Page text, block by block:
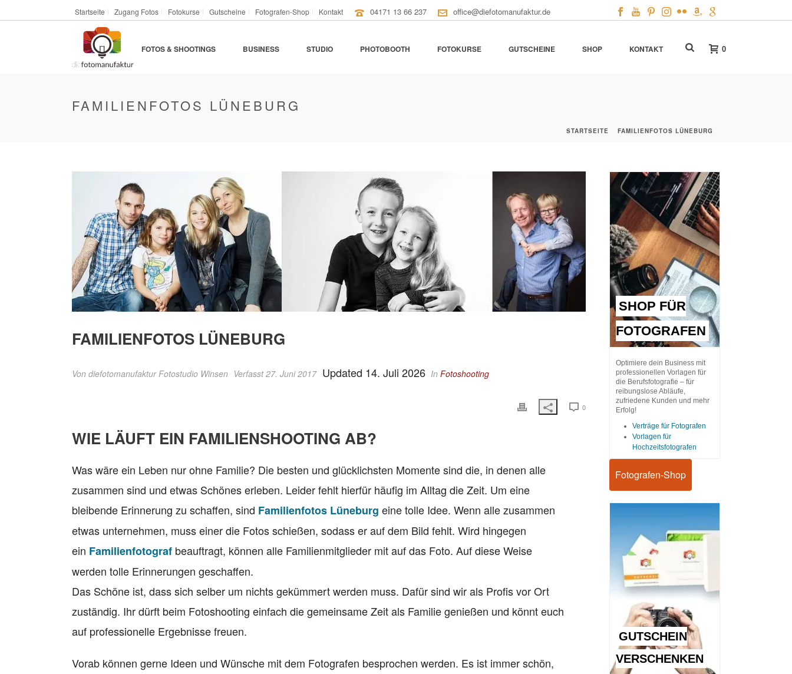
Startseite Zugang Fotos Fotokurse Gutscheine Fotografen-Shop Kontakt 04171 13 66 237 office@diefotomanufaktur.de
FOTOS & SHOOTINGS BUSINESS STUDIO PHOTOBOOTH FOTOKURSE GUTSCHEINE SHOP KONTAKT 0
FAMILIENFOTOS LÜNEBURG
STARTSEITE FAMILIENFOTOS LÜNEBURG
FAMILIENFOTOS LÜNEBURG
Von diefotomanufaktur Fotostudio Winsen Verfasst 27. Juni 2017 Updated 14. Juli 2026 In Fotoshooting
0
WIE LÄUFT EIN FAMILIENSHOOTING AB?
Was wäre ein Leben nur ohne Familie? Die besten und glücklichsten Momente sind die, in denen alle
zusammen sind und etwas Schönes erleben. Leider fehlt hierfür häufig im Alltag die Zeit. Um eine
bleibende Erinnerung zu schaffen, sind Familienfotos Lüneburg eine tolle Idee. Wenn alle zusammen
etwas unternehmen, muss einer die Fotos schießen, sodass er auf dem Bild fehlt. Wird hingegen
ein Familienfotograf beauftragt, können alle Familienmitglieder mit auf das Foto. Auf diese Weise
werden tolle Erinnerungen geschaffen.
Das Schöne ist, dass sich selber um nichts gekümmert werden muss. Dafür sind wir als Profis vor Ort
zuständig. Ihr dürft beim Fotoshooting einfach die gemeinsame Zeit als Familie genießen und könnt euch
auf professionelle Ergebnisse freuen.
Vorab können gerne Ideen und Wünsche mit dem Fotografen besprochen werden. Es ist immer schön,
SHOP FÜR
FOTOGRAFEN
Optimiere dein Business mit
professionellen Vorlagen für
die Berufsfotografie – für
reibungslose Abläufe,
zufriedene Kunden und mehr
Erfolg!
Verträge für Fotografen
Vorlagen für
Hochzeitsfotografen
Fotografen-Shop
GUTSCHEIN
VERSCHENKEN